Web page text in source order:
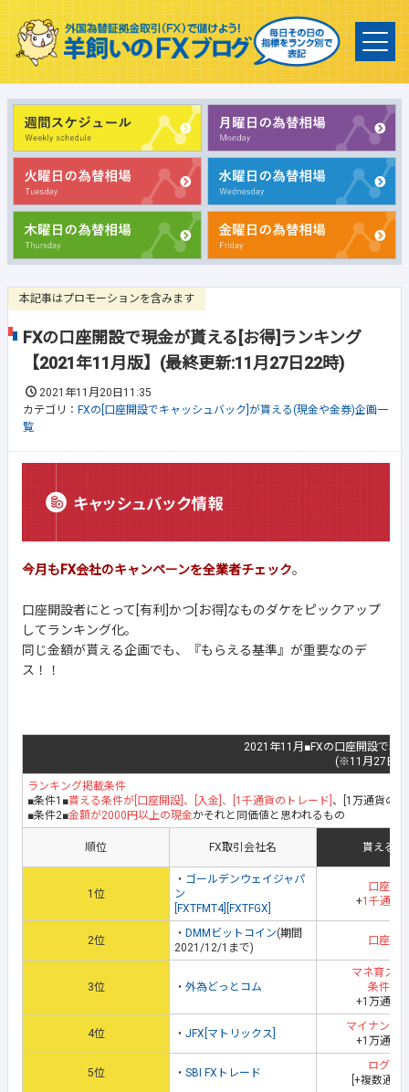
本記事はプロモーションを含みます
FXの口座開設で現金が貰える[お得]ランキング
【2021年11月版】(最終更新:11月27日22時)
2021年11月20日11:35
カテゴリ： FXの[口座開設でキャッシュバック]が貰える(現金や金券)企画一
覧
今月もFX会社のキャンペーンを全業者チェック。
口座開設者にとって[有利]かつ[お得]なものダケをピックアップ
してランキング化。
同じ金額が貰える企画でも、『もらえる基準』が重要なのデ
ス！！
2021年11月■FXの口座開設で現
(※11月27日最
ランキング掲載条件
■条件1■貰える条件が[口座開設]、[入金]、[1千通貨のトレード] 、[1万通貨の
■条件2■金額が2000円以上の現金かそれと同価値と思われるもの
順位 FX取引会社名 貰える地
1位
・ ゴールデンウェイジャパ
ン
[FXTFMT4][FXTFGX]
口座開
+1千通貨
2位
・ DMMビットコイン(期間
2021/12/1まで)
口座開
3位 ・ 外為どっとコム
マネ育スク
条件達
+1万通貨
4位 ・ JFX[マトリックス]
マイナンバ
+1万通貨
5位 ・ SBI FXトレード
ログイ
[+複数通貨